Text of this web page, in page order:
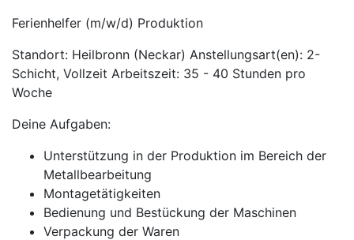
Ferienhelfer (m/w/d) Produktion
Standort: Heilbronn (Neckar) Anstellungsart(en): 2-
Schicht, Vollzeit Arbeitszeit: 35 - 40 Stunden pro
Woche
Deine Aufgaben:
Unterstützung in der Produktion im Bereich der
Metallbearbeitung
Montagetätigkeiten
Bedienung und Bestückung der Maschinen
Verpackung der Waren